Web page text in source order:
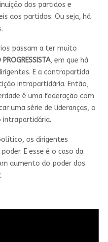
dos partidos e
aos partidos. Ou seja, há
passam a ter muito
PROGRESSISTA, em que há
E a contrapartida
intrapartidária. Então,
é uma federação com
uma série de lideranças, o
intrapartidária.
os dirigentes
E esse é o caso da
aumento do poder dos